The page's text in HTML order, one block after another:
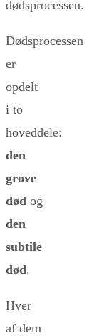
dødsprocessen.
Dødsprocessen
er
opdelt
i to
hoveddele:
den
grove
død og
den
subtile
død.
Hver
af dem